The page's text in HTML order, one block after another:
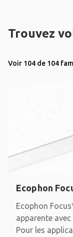
Trouvez
Voir 104 de 104
Ecophon
Ecophon
apparente
Pour les